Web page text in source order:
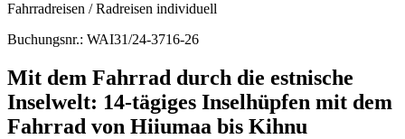
Fahrradreisen / Radreisen individuell
Buchungsnr.: WAI31/24-3716-26
Mit dem Fahrrad durch die estnische
Inselwelt: 14-tägiges Inselhüpfen mit dem
Fahrrad von Hiiumaa bis Kihnu